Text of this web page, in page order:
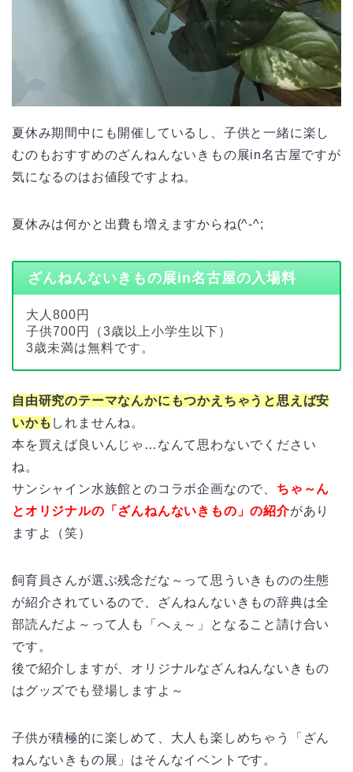
夏休み期間中にも開催しているし、子供と一緒に楽し
むのもおすすめのざんねんないきもの展in名古屋ですが
気になるのはお値段ですよね。
夏休みは何かと出費も増えますからね(^-^;
ざんねんないきもの展in名古屋の入場料
大人800円
子供700円（3歳以上小学生以下）
3歳未満は無料です。
自由研究のテーマなんかにもつかえちゃうと思えば安
いかも しれませんね。
本を買えば良いんじゃ…なんて思わないでください
ね。
サンシャイン水族館とのコラボ企画なので、 ちゃ～ん
とオリジナルの「ざんねんないきもの」の紹介があり
ますよ（笑）
飼育員さんが選ぶ残念だな～って思ういきものの生態
が紹介されているので、ざんねんないきもの辞典は全
部読んだよ～って人も「へぇ～」となること請け合い
です。
後で紹介しますが、オリジナルなざんねんないきもの
はグッズでも登場しますよ～
子供が積極的に楽しめて、大人も楽しめちゃう「ざん
ねんないきもの展」はそんなイベントです。